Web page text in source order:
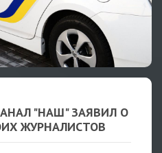
"НАШ" ЗАЯВИЛ О
ЖУРНАЛИСТОВ